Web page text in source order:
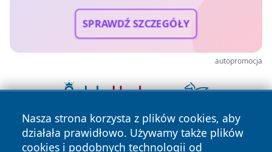
SPRAWDŹ SZCZEGÓŁY
autopromocja
Nasza strona korzysta z plików cookies, aby
działała prawidłowo. Używamy także plików
cookies i podobnych technologii od